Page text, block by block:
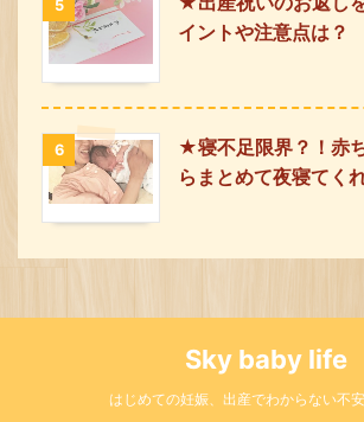
5
イントや注意点は？
6
★寝不足限界？！赤
らまとめて夜寝てく
Sky baby life
はじめての妊娠、出産でわからない不